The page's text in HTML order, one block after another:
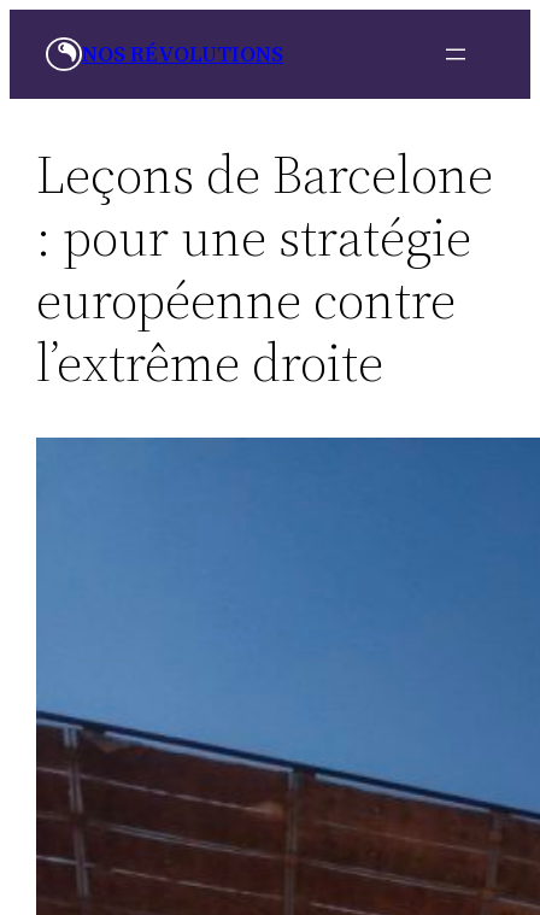
NOS RÉVOLUTIONS
Leçons de Barcelone
: pour une stratégie
européenne contre
l’extrême droite